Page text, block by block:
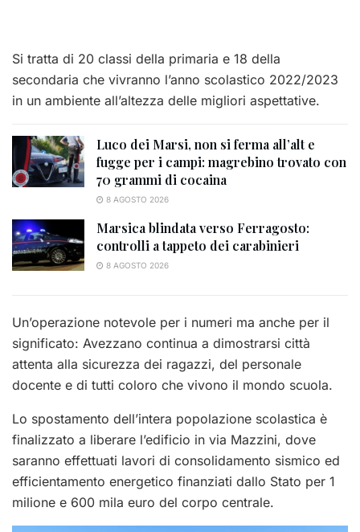
Si tratta di 20 classi della primaria e 18 della
secondaria che vivranno l’anno scolastico 2022/2023
in un ambiente all’altezza delle migliori aspettative.
Luco dei Marsi, non si ferma all’alt e
fugge per i campi: magrebino trovato con
70 grammi di cocaina
8 AGOSTO 2026
Marsica blindata verso Ferragosto:
controlli a tappeto dei carabinieri
8 AGOSTO 2026
Un’operazione notevole per i numeri ma anche per il
significato: Avezzano continua a dimostrarsi città
attenta alla sicurezza dei ragazzi, del personale
docente e di tutti coloro che vivono il mondo scuola.
Lo spostamento dell’intera popolazione scolastica è
finalizzato a liberare l’edificio in via Mazzini, dove
saranno effettuati lavori di consolidamento sismico ed
efficientamento energetico finanziati dallo Stato per 1
milione e 600 mila euro del corpo centrale.